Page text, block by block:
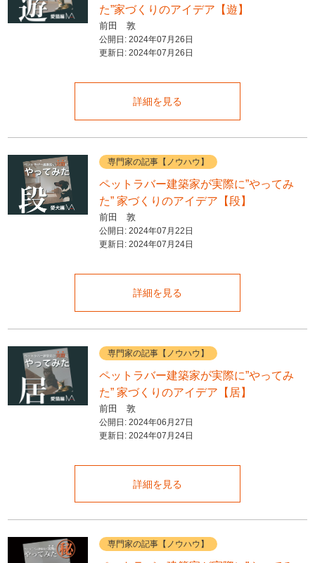
た”家づくりのアイデア【遊】
前田 敦
公開日: 2024年07月26日
更新日: 2024年07月26日
詳細を見る
専門家の記事【ノウハウ】
ペットラバー建築家が実際に”やってみ
た” 家づくりのアイデア【段】
前田 敦
公開日: 2024年07月22日
更新日: 2024年07月24日
詳細を見る
専門家の記事【ノウハウ】
ペットラバー建築家が実際に”やってみ
た” 家づくりのアイデア【居】
前田 敦
公開日: 2024年06月27日
更新日: 2024年07月24日
詳細を見る
専門家の記事【ノウハウ】